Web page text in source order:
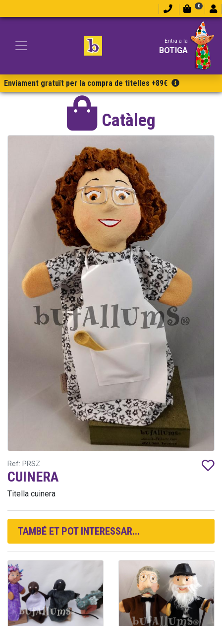
0
Entra a la
BOTIGA
Enviament gratuït per la compra de titelles +89€
Catàleg
Ref: PRSZ
CUINERA
Titella cuinera
TAMBÉ ET POT INTERESSAR...